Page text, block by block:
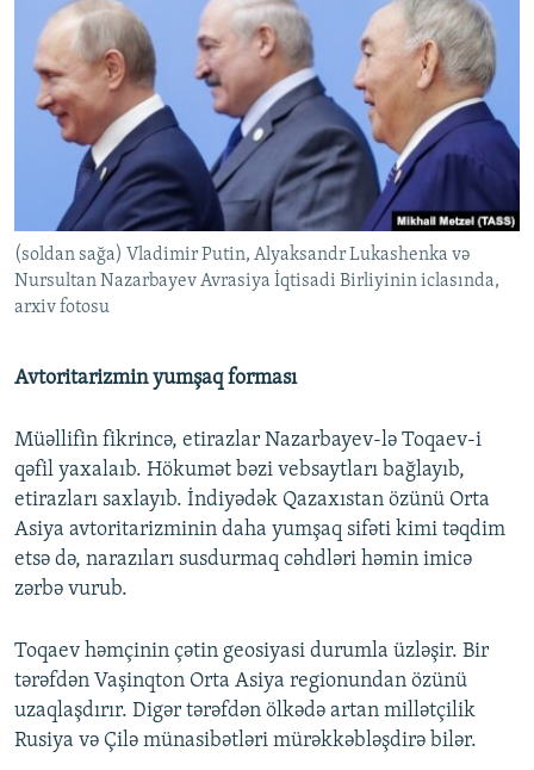
(soldan sağa) Vladimir Putin, Alyaksandr Lukashenka və
Nursultan Nazarbayev Avrasiya İqtisadi Birliyinin iclasında,
arxiv fotosu
Avtoritarizmin yumşaq forması
Müəllifin fikrincə, etirazlar Nazarbayev-lə Toqaev-i
qəfil yaxalaıb. Hökumət bəzi vebsaytları bağlayıb,
etirazları saxlayıb. İndiyədək Qazaxıstan özünü Orta
Asiya avtoritarizminin daha yumşaq sifəti kimi təqdim
etsə də, narazıları susdurmaq cəhdləri həmin imicə
zərbə vurub.
Toqaev həmçinin çətin geosiyasi durumla üzləşir. Bir
tərəfdən Vaşinqton Orta Asiya regionundan özünü
uzaqlaşdırır. Digər tərəfdən ölkədə artan millətçilik
Rusiya və Çilə münasibətləri mürəkkəbləşdirə bilər.